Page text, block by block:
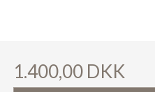
1.400,00 DKK